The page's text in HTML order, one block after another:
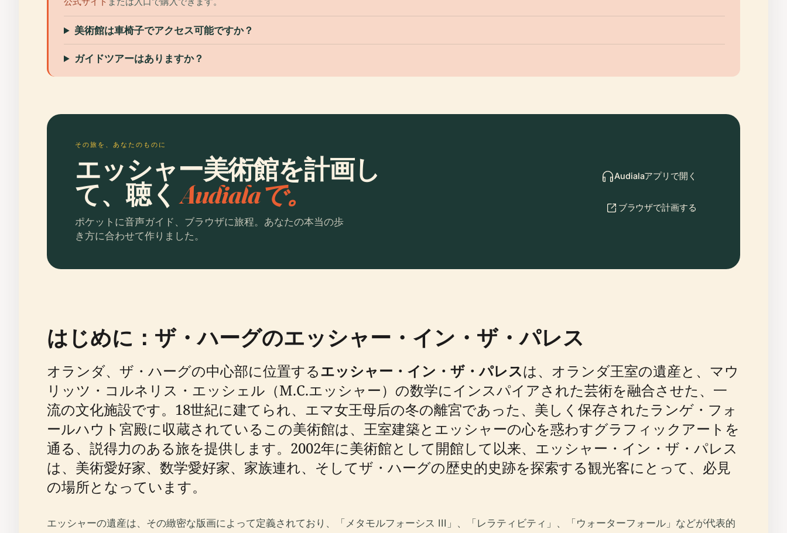
美術館は車椅子でアクセス可能ですか？
ガイドツアーはありますか？
その旅を、あなたのものに
エッシャー美術館を計画し
て、聴くAudialaで。
ポケットに音声ガイド、ブラウザに旅程。あなたの本当の歩
き方に合わせて作りました。
Audialaアプリで開く
ブラウザで計画する
はじめに：ザ・ハーグのエッシャー・イン・ザ・パレス
オランダ、ザ・ハーグの中心部に位置するエッシャー・イン・ザ・パレスは、オランダ王室の遺産と、マウ
リッツ・コルネリス・エッシェル（M.C.エッシャー）の数学にインスパイアされた芸術を融合させた、一
流の文化施設です。18世紀に建てられ、エマ女王母后の冬の離宮であった、美しく保存されたランゲ・フォ
ールハウト宮殿に収蔵されているこの美術館は、王室建築とエッシャーの心を惑わすグラフィックアートを
通る、説得力のある旅を提供します。2002年に美術館として開館して以来、エッシャー・イン・ザ・パレス
は、美術愛好家、数学愛好家、家族連れ、そしてザ・ハーグの歴史的史跡を探索する観光客にとって、必見
の場所となっています。
エッシャーの遺産は、その緻密な版画によって定義されており、「メタモルフォーシス III」、「レラティビティ」、「ウォーターフォール」などが代表的